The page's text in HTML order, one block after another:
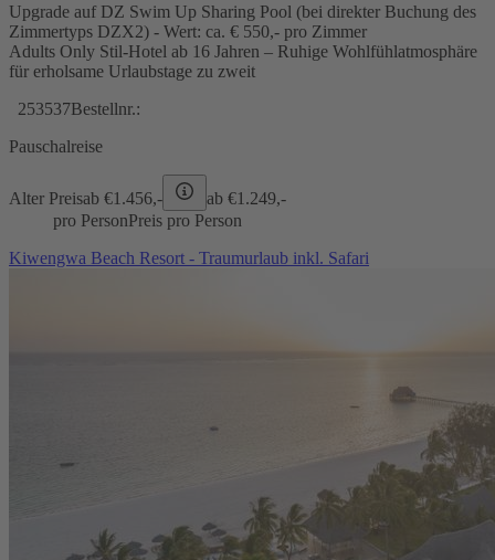
Upgrade auf DZ Swim Up Sharing Pool (bei direkter Buchung des
Zimmertyps DZX2) - Wert: ca. € 550,- pro Zimmer
Adults Only Stil-Hotel ab 16 Jahren – Ruhige Wohlfühlatmosphäre
für erholsame Urlaubstage zu zweit
253537Bestellnr.:
Pauschalreise
Alter Preisab €1.456,- ab €1.249,-
pro PersonPreis pro Person
Kiwengwa Beach Resort - Traumurlaub inkl. Safari